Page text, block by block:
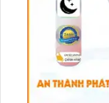
Đầu ghi hình
phẩm chất
nét nhờ vào
bị công nghệ
dễ dàng nâng
hình, đầu ghi